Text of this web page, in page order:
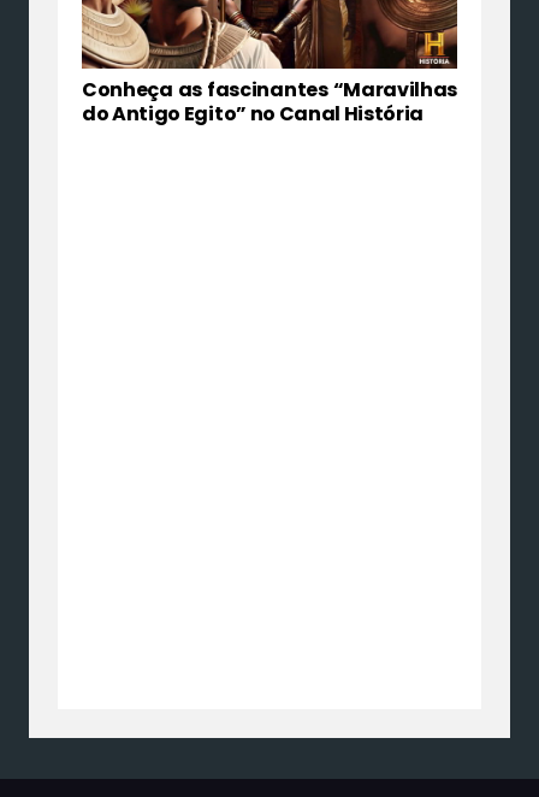
Conheça as fascinantes “Maravilhas
do Antigo Egito” no Canal História